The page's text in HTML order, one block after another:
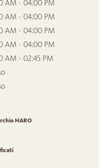
AM - 04:00 PM
AM - 04:00 PM
AM - 04:00 PM
AM - 04:00 PM
AM - 02:45 PM
HARO